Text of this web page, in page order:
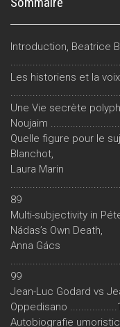
Introduction, Beatrice
Les historiens et la
Une Vie secrète
Noujaim
Quelle figure pour le
Blanchot,
Laura Marin
89
Multi-subjectivity in
Nádas’s Own Death,
Anna Gács
99
Jean-Luc Godard vs
Oppedisano
Autobiografie